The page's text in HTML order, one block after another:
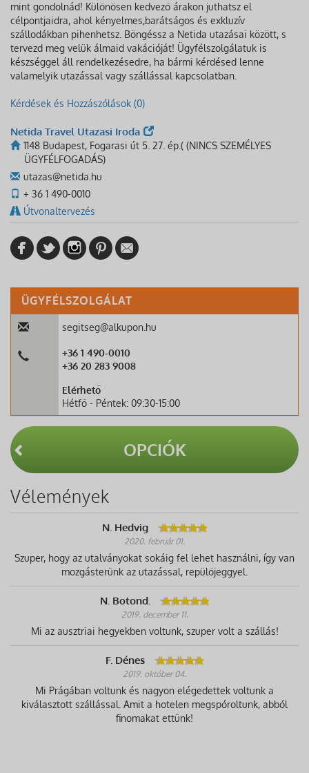
mint gondolnád! Különösen kedvező árakon juthatsz el
célpontjaidra, ahol kényelmes,barátságos és exkluzív
szállodákban pihenhetsz. Böngéssz a Netida utazásai között, s
tervezd meg velük álmaid vakációját! Ügyfélszolgálatuk is
készséggel áll rendelkezésedre, ha bármi kérdésed lenne
valamelyik utazással vagy szállással kapcsolatban.
Kérdések és Hozzászólások (0)
Netida Travel Utazasi Iroda
1148 Budapest, Fogarasi út 5. 27. ép.( (NINCS SZEMÉLYES
ÜGYFÉLFOGADÁS)
utazas@netida.hu
+ 36 1 490-0010
Útvonaltervezés
ÜGYFÉLSZOLGÁLAT
segitseg@alkupon.hu
+36 1 490-0010
+36 20 283 9008
Elérhető
Hétfő - Péntek: 09:30-15:00
OPCIÓK
Vélemények
N. Hedvig
2020. február 01.
Szuper, hogy az utalványokat sokáig fel lehet használni, így van
mozgásterünk az utazással, repülőjeggyel.
N. Botond.
2019. december 11.
Mi az ausztriai hegyekben voltunk, szuper volt a szállás!
F. Dénes
2019. október 04.
Mi Prágában voltunk és nagyon elégedettek voltunk a
kiválasztott szállással. Amit a hotelen megspóroltunk, abból
finomakat ettünk!